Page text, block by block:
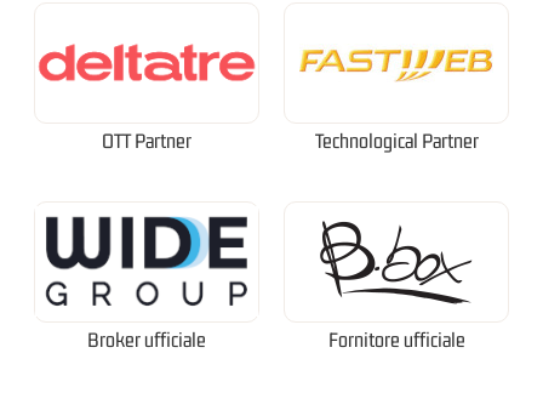
OTT Partner Technological Partner
Broker ufficiale Fornitore ufficiale